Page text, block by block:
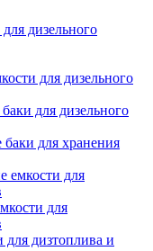
дизельного
для дизельного
для дизельного
баки для хранения
емкости для
для
дизтоплива и